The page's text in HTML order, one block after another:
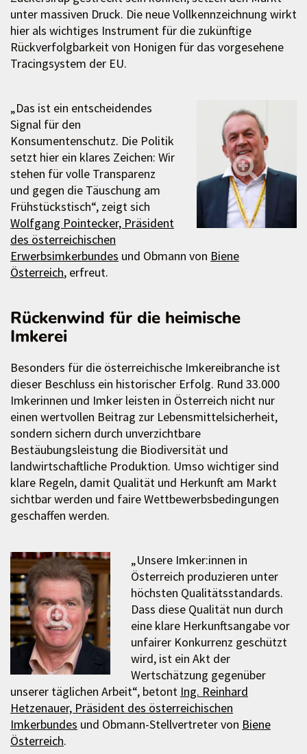
unter massiven Druck. Die neue Vollkennzeichnung wirkt
hier als wichtiges Instrument für die zukünftige
Rückverfolgbarkeit von Honigen für das vorgesehene
Tracingsystem der EU.
„Das ist ein entscheidendes
Signal für den
Konsumentenschutz. Die Politik
setzt hier ein klares Zeichen: Wir
stehen für volle Transparenz
und gegen die Täuschung am
Frühstückstisch“, zeigt sich
Wolfgang Pointecker, Präsident
des österreichischen
Erwerbsimkerbundes und Obmann von Biene
Österreich, erfreut.
Rückenwind für die heimische
Imkerei
Besonders für die österreichische Imkereibranche ist
dieser Beschluss ein historischer Erfolg. Rund 33.000
Imkerinnen und Imker leisten in Österreich nicht nur
einen wertvollen Beitrag zur Lebensmittelsicherheit,
sondern sichern durch unverzichtbare
Bestäubungsleistung die Biodiversität und
landwirtschaftliche Produktion. Umso wichtiger sind
klare Regeln, damit Qualität und Herkunft am Markt
sichtbar werden und faire Wettbewerbsbedingungen
geschaffen werden.
„Unsere Imker:innen in
Österreich produzieren unter
höchsten Qualitätsstandards.
Dass diese Qualität nun durch
eine klare Herkunftsangabe vor
unfairer Konkurrenz geschützt
wird, ist ein Akt der
Wertschätzung gegenüber
unserer täglichen Arbeit“, betont Ing. Reinhard
Hetzenauer, Präsident des österreichischen
Imkerbundes und Obmann-Stellvertreter von Biene
Österreich.